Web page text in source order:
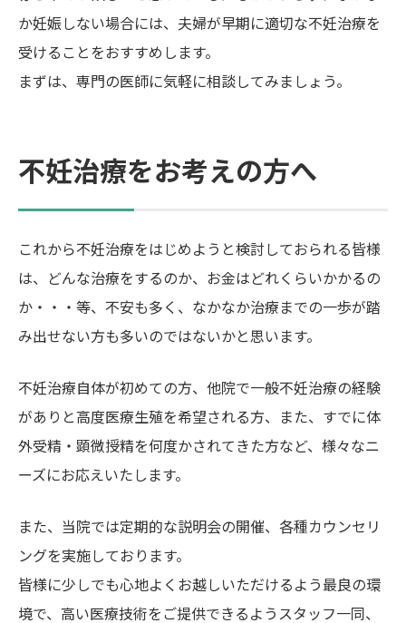
か妊娠しない場合には、夫婦が早期に適切な不妊治療を
受けることをおすすめします。
まずは、専門の医師に気軽に相談してみましょう。
不妊治療をお考えの方へ
これから不妊治療をはじめようと検討しておられる皆様
は、どんな治療をするのか、お金はどれくらいかかるの
か・・・等、不安も多く、なかなか治療までの一歩が踏
み出せない方も多いのではないかと思います。
不妊治療自体が初めての方、他院で一般不妊治療の経験
がありと高度医療生殖を希望される方、また、すでに体
外受精・顕微授精を何度かされてきた方など、様々なニ
ーズにお応えいたします。
また、当院では定期的な説明会の開催、各種カウンセリ
ングを実施しております。
皆様に少しでも心地よくお越しいただけるよう最良の環
境で、高い医療技術をご提供できるようスタッフ一同、